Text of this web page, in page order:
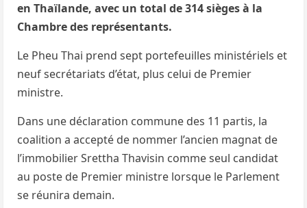
en Thaïlande, avec un total de 314 sièges à la
Chambre des représentants.
Le Pheu Thai prend sept portefeuilles ministériels et
neuf secrétariats d’état, plus celui de Premier
ministre.
Dans une déclaration commune des 11 partis, la
coalition a accepté de nommer l’ancien magnat de
l’immobilier Srettha Thavisin comme seul candidat
au poste de Premier ministre lorsque le Parlement
se réunira demain.